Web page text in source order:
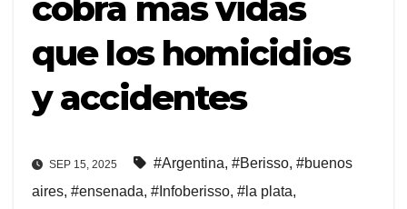
cobra más vidas
que los homicidios
y accidentes
SEP 15, 2025 #Argentina, #Berisso, #buenos
aires, #ensenada, #Infoberisso, #la plata,